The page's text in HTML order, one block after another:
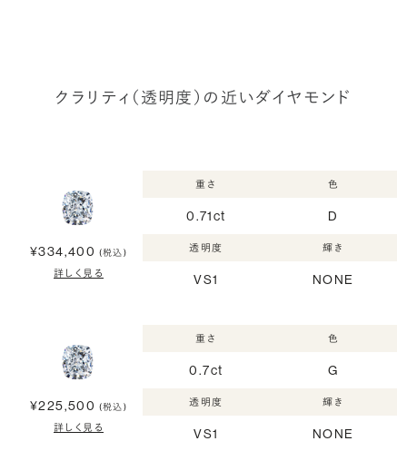
クラリティ（透明度）の近いダイヤモンド
¥334,400 (税込)
詳しく見る
重さ
0.71ct
色
D
透明度
VS1
輝き
NONE
¥225,500 (税込)
詳しく見る
重さ
0.7ct
色
G
透明度
VS1
輝き
NONE